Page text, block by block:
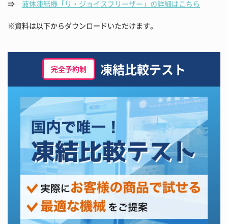
⇒ 液体凍結機「リ・ジョイスフリーザー」の詳細はこちら
※資料は以下からダウンロードいただけます。
完全予約制 凍結比較テスト